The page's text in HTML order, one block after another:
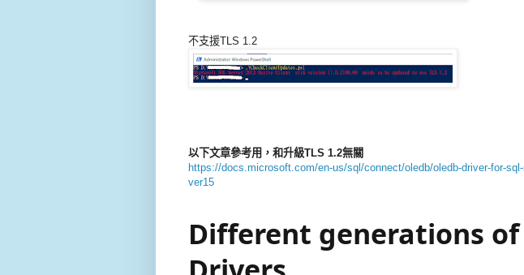
不支援TLS 1.2
以下文章參考用，和升級TLS 1.2無關
https://docs.microsoft.com/en-us/sql/connect/oledb/oledb-driver-for-
ver15
Different generations of